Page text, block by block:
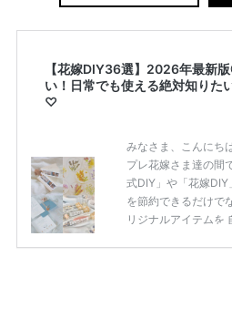
【花嫁DIY36選】2026年最新
い！日常でも使える絶対知りた
♡
みなさま、こんにち
プレ花嫁さま達の間
式DIY」や「花嫁
を節約できるだけで
リジナルアイテムを